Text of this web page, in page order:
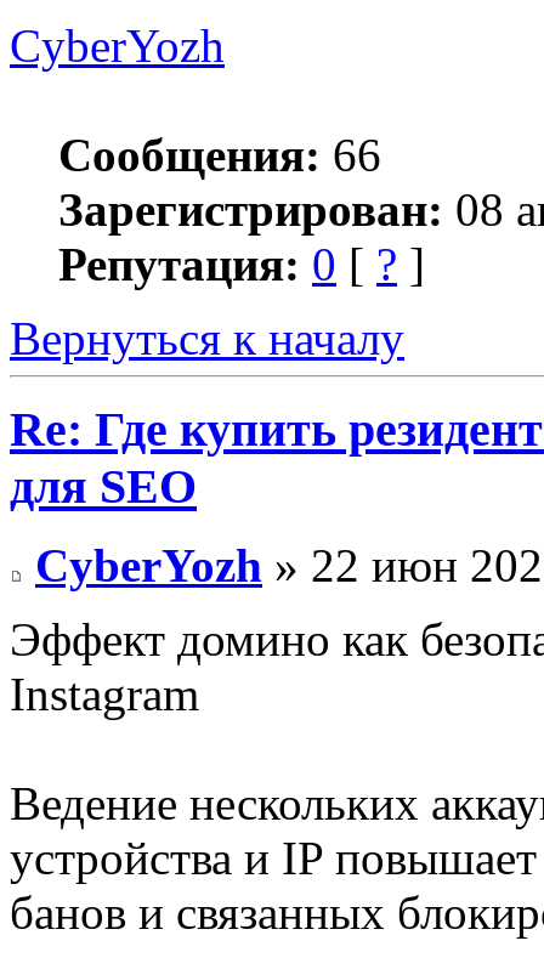
CyberYozh
Сообщения: 66
Зарегистрирован: 08
Репутация: 0 [ ? ]
Вернуться к началу
Re: Где купить
для SEO
CyberYozh » 22 июн
Эффект домино как
Instagram​
Ведение нескольких
устройства и IP
банов и связанных